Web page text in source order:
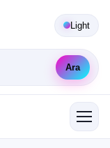
Ara
Light